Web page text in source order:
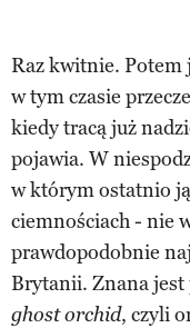
Raz kwitnie.
w tym czasie
kiedy tracą już
pojawia. W
w którym ostatnio
ciemnościach - nie
prawdopodobnie
Brytanii. Znana jest
ghost orchid, czyli